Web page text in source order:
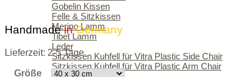
Gobelin Kissen
Felle & Sitzkissen
Merino Lamm
Tibet Lamm
Leder
Sitzkissen Kuhfell für Vitra Plastic Side Chair
Sitzkissen Kuhfell für Vitra Plastic Arm Chair
HandmadeinGermany
Lieferzeit: 2-5 Tage
Größe